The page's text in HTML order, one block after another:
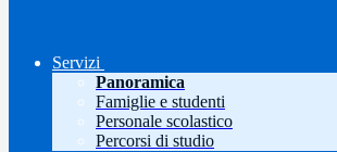
Servizi
Panoramica
Famiglie e studenti
Personale scolastico
Percorsi di studio